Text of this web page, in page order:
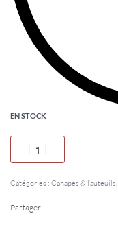
EN STOCK
Catégories : Canapés & fauteuils,
Partager